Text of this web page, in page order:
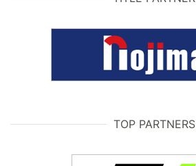
TOP PARTNERS